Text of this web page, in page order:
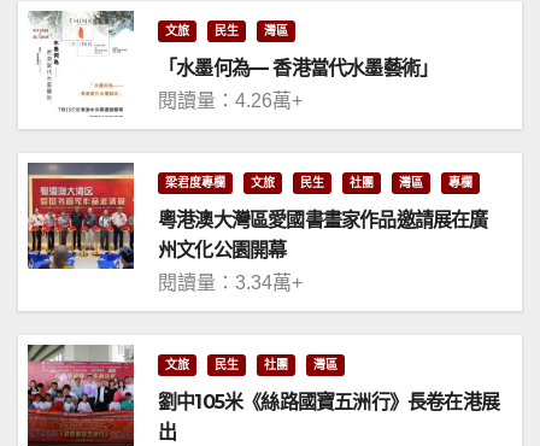
文旅 民生 灣區
「水墨何為— 香港當代水墨藝術」
閱讀量：4.26萬+
梁君度專欄 文旅 民生 社團 灣區 專欄
粵港澳大灣區愛國書畫家作品邀請展在廣
州文化公園開幕
閱讀量：3.34萬+
文旅 民生 社團 灣區
劉中105米《絲路國寶五洲行》長卷在港展
出